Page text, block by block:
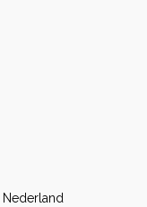
Nederland